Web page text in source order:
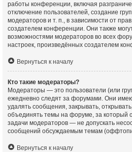
работы конференции, включая
отключение пользователей, создание
модераторов и т. п., в зависимости от
создателем конференции. Они также
возможностями модераторов во всех
настроек, произведённых создателем
Вернуться к началу
Кто такие модераторы?
Модераторы — это пользователи (или
ежедневно следят за форумами. Они
удалять сообщения, закрывать,
объединять темы на форуме, за который
задачи модераторов — не допускать
сообщений обсуждаемым темам
Вернуться к началу